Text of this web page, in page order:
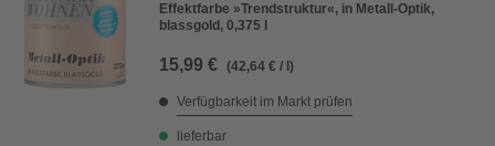
Effektfarbe »Trendstruktur«, in Metall-Optik,
blassgold, 0,375 l
15,99 € (42,64 € / l)
Verfügbarkeit im Markt prüfen
lieferbar